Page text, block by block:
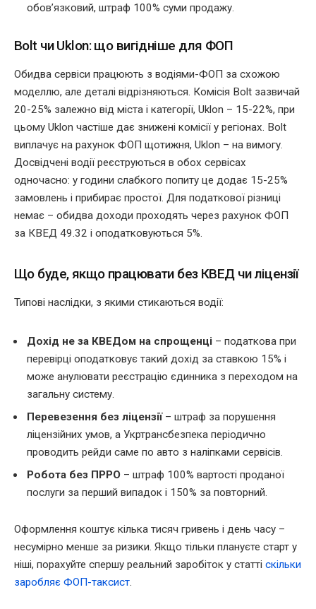
обов’язковий, штраф 100% суми продажу.
Bolt чи Uklon: що вигідніше для ФОП
Обидва сервіси працюють з водіями-ФОП за схожою
моделлю, але деталі відрізняються. Комісія Bolt зазвичай
20-25% залежно від міста і категорії, Uklon – 15-22%, при
цьому Uklon частіше дає знижені комісії у регіонах. Bolt
виплачує на рахунок ФОП щотижня, Uklon – на вимогу.
Досвідчені водії реєструються в обох сервісах
одночасно: у години слабкого попиту це додає 15-25%
замовлень і прибирає простої. Для податкової різниці
немає – обидва доходи проходять через рахунок ФОП
за КВЕД 49.32 і оподатковуються 5%.
Що буде, якщо працювати без КВЕД чи ліцензії
Типові наслідки, з якими стикаються водії:
Дохід не за КВЕДом на спрощенці – податкова при
перевірці оподатковує такий дохід за ставкою 15% і
може анулювати реєстрацію єдинника з переходом на
загальну систему.
Перевезення без ліцензії– штраф за порушення
ліцензійних умов, а Укртрансбезпека періодично
проводить рейди саме по авто з наліпками сервісів.
Робота без ПРРО – штраф 100% вартості проданої
послуги за перший випадок і 150% за повторний.
Оформлення коштує кілька тисяч гривень і день часу –
несумірно менше за ризики. Якщо тільки плануєте старт у
ніші, порахуйте спершу реальний заробіток у статті скільки
заробляє ФОП-таксист.